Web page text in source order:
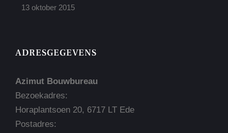
13 oktober 2015
ADRESGEGEVENS
Azimut Bouwbureau
Bezoekadres:
Horaplantsoen 20, 6717 LT Ede
Postadres: